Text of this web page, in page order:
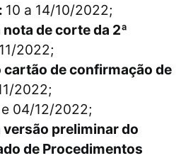
10 a 14/10/2022;
de corte da 2ª
2022;
cartão de confirmação de
2022;
04/12/2022;
versão preliminar do
de Procedimentos